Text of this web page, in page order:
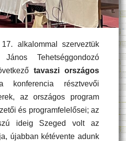
alkalommal szerveztük
Tehetséggondozó
tavaszi országos
konferencia résztvevői
az országos program
és programfelelősei; az
ideig Szeged volt az
újabban kétévente adunk